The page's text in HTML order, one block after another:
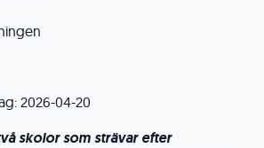
2026-04-20
skolor som strävar efter